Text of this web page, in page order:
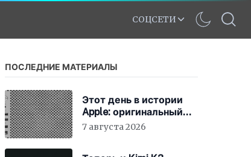
СОЦСЕТИ
ПОСЛЕДНИЕ МАТЕРИАЛЫ
Этот день в истории
Apple: оригинальный
Mac Pro получает
7 августа 2026